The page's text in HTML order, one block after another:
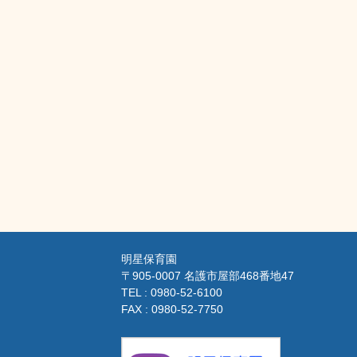
明星保育園
〒905-0007 名護市屋部468番地47
TEL : 0980-52-6100
FAX : 0980-52-7750